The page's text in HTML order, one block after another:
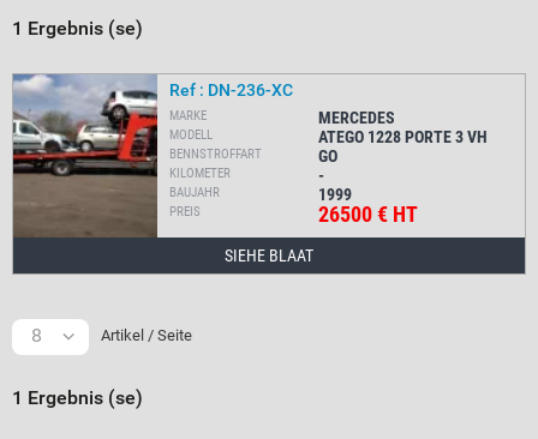
1 Ergebnis (se)
MARKE MERCEDES
Ref : DN-236-XC
MODELL ATEGO 1228 PORTE 3 VH
BENNSTROFFART GO
KILOMETER -
BAUJAHR 1999
PREIS 26500 € HT
SIEHE BLAAT
8 Artikel / Seite
1 Ergebnis (se)